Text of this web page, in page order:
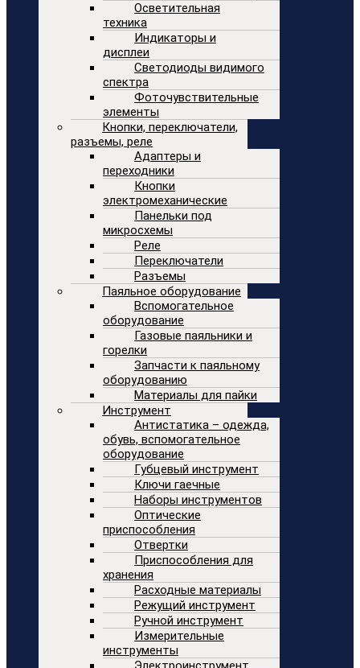
Осветительная
техника
Индикаторы и
дисплеи
Светодиоды видимого
спектра
Фоточувствительные
элементы
Кнопки, переключатели,
разъемы, реле
Адаптеры и
переходники
Кнопки
электромеханические
Панельки под
микросхемы
Реле
Переключатели
Разъемы
Паяльное оборудование
Вспомогательное
оборудование
Газовые паяльники и
горелки
Запчасти к паяльному
оборудованию
Материалы для пайки
Инструмент
Антистатика – одежда,
обувь, вспомогательное
оборудование
Губцевый инструмент
Ключи гаечные
Наборы инструментов
Оптические
приспособления
Отвертки
Приспособления для
хранения
Расходные материалы
Режущий инструмент
Ручной инструмент
Измерительные
инструменты